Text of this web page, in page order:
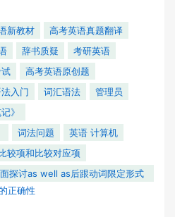
新教材
高考英语真题翻译
辞书质疑
考研英语
高考英语原创题
入门 词汇语法
管理员
》
词法问题
英语 计算机
较项和比较对应项
探讨as well as后跟动词限定形式
正确性